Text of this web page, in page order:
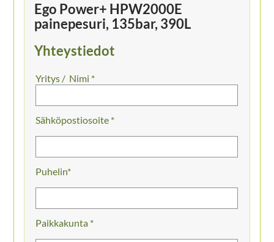
Ego Power+ HPW2000E
painepesuri, 135bar, 390L
Yhteystiedot
Nimi *
Sähköpostiosoite *
Puhelin
Paikkakunta *